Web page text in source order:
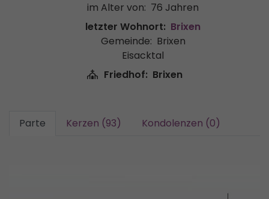
im Alter von: 76 Jahren
letzter Wohnort: Brixen
Gemeinde: Brixen
Eisacktal
Friedhof: Brixen
Parte Kerzen (93) Kondolenzen (0)